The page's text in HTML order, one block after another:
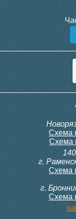
Конвектор
с решеткой
Конвектор
с решеткой
Подробнее
100T, 230В
расписание, упр.с
Схема
Схема
г.
Схема
г.
Схема